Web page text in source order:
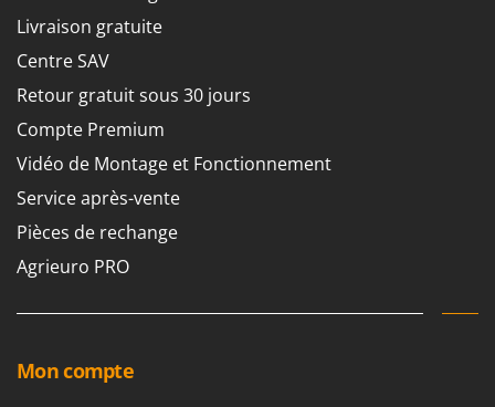
Livraison gratuite
Centre SAV
Retour gratuit sous 30 jours
Compte Premium
Vidéo de Montage et Fonctionnement
Service après-vente
Pièces de rechange
Agrieuro PRO
Mon compte